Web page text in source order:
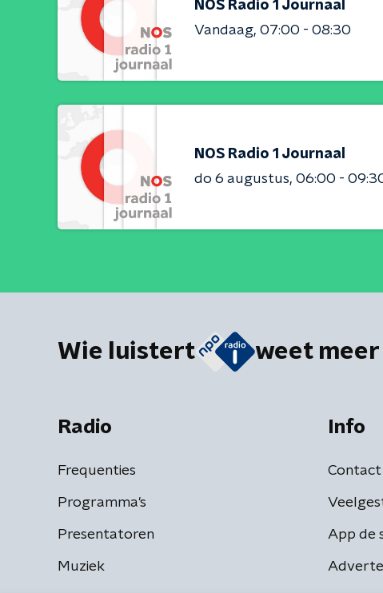
NOS Radio 1 Journaal
Vandaag 07:00 - 08:30
NOS Radio 1 Journaal
do 6 augustus 06:00 -
Wie luistert weet meer
Radio
Frequenties
Programma's
Presentatoren
Muziek
Info
Contact
App de